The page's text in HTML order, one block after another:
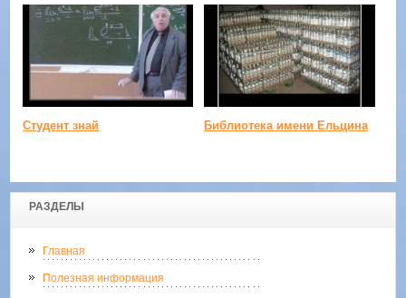
РАЗДЕЛЫ
Главная
Полезная информация
Студент знай Библиотека имени Ельцина